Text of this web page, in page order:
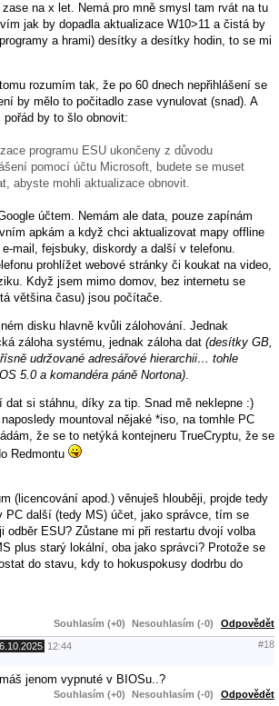
na x let. Nemá pro mně smysl tam rvát na tu
jak by dopadla aktualizace W10>11 a čistá by
a hrami) desítky a desítky hodin, to se mi
rozumím tak, že po 60 dnech nepřihlášení se
by mělo to počitadlo zase vynulovat (snad). A
by to šlo obnovit:
programu ESU ukončeny z důvodu
pomocí účtu Microsoft, budete se muset
abyste mohli aktualizace obnovit.
účtem. Nemám ale data, pouze zapínám
apkám a když chci aktualizovat mapy offline
mail, fejsbuky, diskordy a další v telefonu.
prohlížet webové stránky či koukat na video,
Když jsem mimo domov, bez internetu se
většina času) jsou počítače.
disku hlavně kvůli zálohování. Jednak
záloha systému, jednak záloha dat (desítky GB,
udržované adresářové hierarchii… tohle
5.0 a komandéra páně Nortona).
dat si stáhnu, díky za tip. Snad mě neklepne :)
mountoval nějaké *iso, na tomhle PC
že se to netýká kontejneru TrueCryptu, že se
Redmontu
(licencování apod.) věnuješ hlouběji, projde tedy
PC další (tedy MS) účet, jako správce, tím se
odběr ESU? Zůstane mi při restartu dvojí volba
plus starý lokální, oba jako správci? Protože se
do stavu, kdy to hokuspokusy dodrbu do
Souhlasím (+0) Nesouhlasím (-0) Odpovědět
12:44 #18
jenom vypnuté v BIOSu..?
Souhlasím (+0) Nesouhlasím (-0) Odpovědět